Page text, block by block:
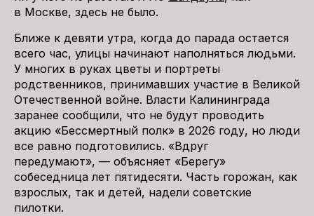
в Москве, здесь не было.
Ближе к девяти утра, когда до парада остается
всего час, улицы начинают наполняться людьми.
У многих в руках цветы и портреты
родственников, принимавших участие в Великой
Отечественной войне. Власти Калининграда
заранее сообщили, что не будут проводить
акцию «Бессмертный полк» в 2026 году, но люди
все равно подготовились. «Вдруг
передумают», — объясняет «Берегу»
собеседница лет пятидесяти. Часть горожан, как
взрослых, так и детей, надели советские
пилотки.